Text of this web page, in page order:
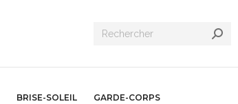
Recherche
BRISE-SOLEIL GARDE-CORPS